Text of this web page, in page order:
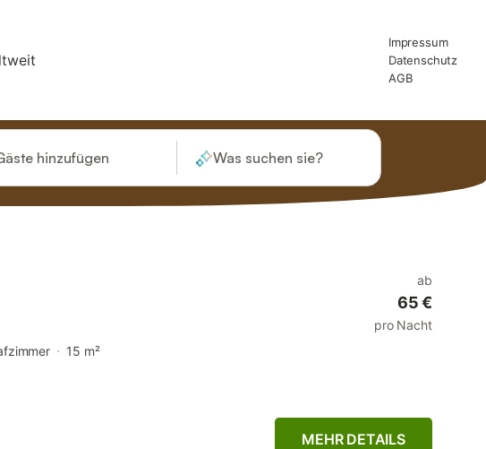
hinzufügen Was suchen sie?
15 m²
ab
65 €
pro Nacht
MEHR DETAILS